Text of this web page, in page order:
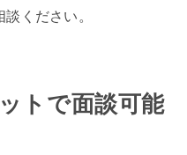
ください。
トで面談可能